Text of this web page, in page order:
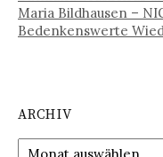
Maria Bildhausen –
Bedenkenswerte
ARCHIV
Archiv